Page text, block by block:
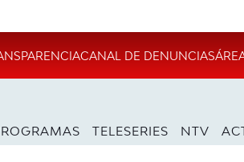
CANAL DE DENUNCIAS
TELESERIES NTV